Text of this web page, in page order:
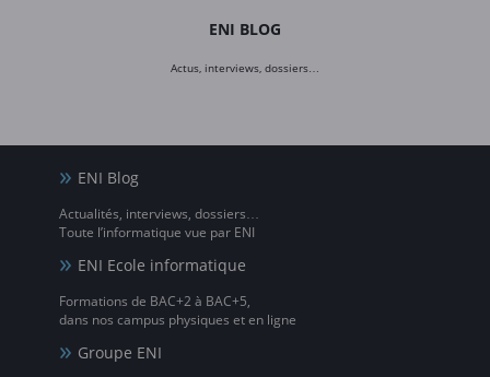
ENI BLOG
Actus, interviews, dossiers…
ENI Blog
Actualités, interviews, dossiers…
Toute l’informatique vue par ENI
ENI Ecole informatique
Formations de BAC+2 à BAC+5,
dans nos campus physiques et en ligne
Groupe ENI